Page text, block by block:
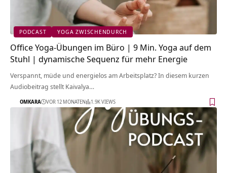
PODCAST YOGA ZWISCHENDURCH
Office Yoga-Übungen im Büro | 9 Min. Yoga auf dem
Stuhl | dynamische Sequenz für mehr Energie
Verspannt, müde und energielos am Arbeitsplatz? In diesem kurzen
Audiobeitrag stellt Kaivalya…
OMKARA VOR 12 MONATEN 1.9K VIEWS